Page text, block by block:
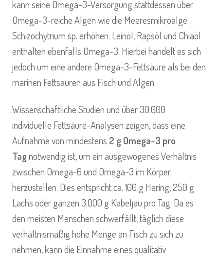
kann seine Omega-3-Versorgung stattdessen über
Omega-3-reiche Algen wie die Meeresmikroalge
Schizochytrium sp. erhöhen. Leinöl, Rapsöl und Chiaöl
enthalten ebenfalls Omega-3. Hierbei handelt es sich
jedoch um eine andere Omega-3-Fettsäure als bei den
marinen Fettsäuren aus Fisch und Algen.
Wissenschaftliche Studien und über 30.000
individuelle Fettsäure-Analysen zeigen, dass eine
Aufnahme von mindestens 2 g Omega-3 pro
Tagnotwendig ist, um ein ausgewogenes Verhältnis
zwischen Omega-6 und Omega-3 im Körper
herzustellen. Dies entspricht ca. 100 g Hering, 250 g
Lachs oder ganzen 3.000 g Kabeljau pro Tag. Da es
den meisten Menschen schwerfällt, täglich diese
verhältnismäßig hohe Menge an Fisch zu sich zu
nehmen, kann die Einnahme eines qualitativ